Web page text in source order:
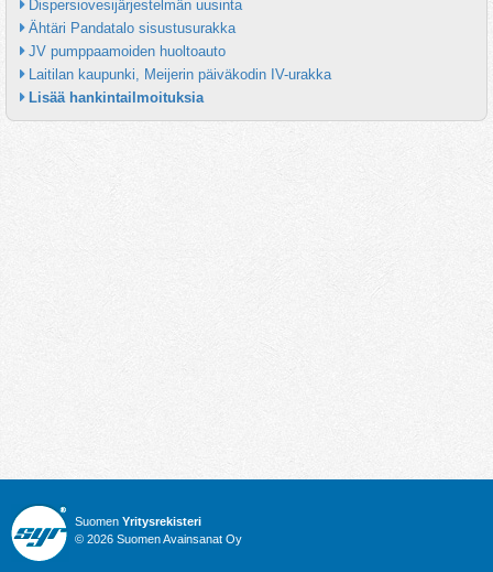
Dispersiovesijärjestelmän uusinta
Ähtäri Pandatalo sisustusurakka
JV pumppaamoiden huoltoauto
Laitilan kaupunki, Meijerin päiväkodin IV-urakka
Lisää hankintailmoituksia
Suomen Yritysrekisteri
© 2026 Suomen Avainsanat Oy